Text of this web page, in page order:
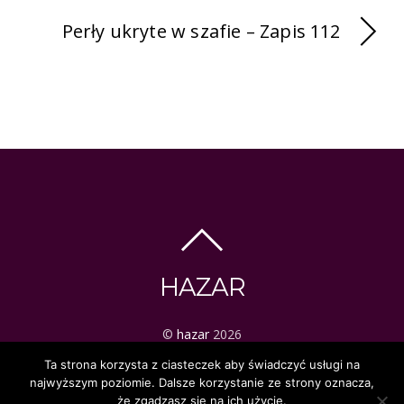
Perły ukryte w szafie – Zapis 112
HAZAR
© hazar 2026
ezoteryka | tarot | mistyka
Ta strona korzysta z ciasteczek aby świadczyć usługi na
najwyższym poziomie. Dalsze korzystanie ze strony oznacza,
że zgadzasz się na ich użycie.